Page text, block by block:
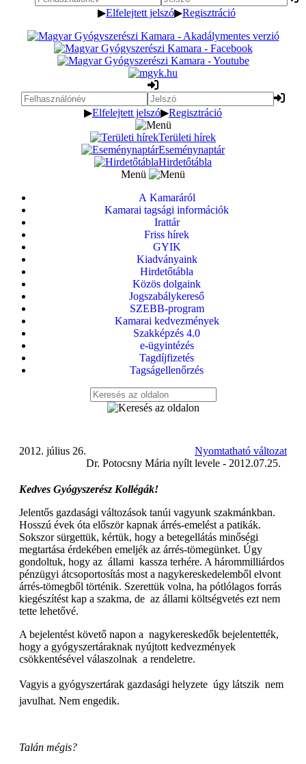
▶Elfelejtett jelszó▶Regisztráció
▶Elfelejtett jelszó▶Regisztráció
Területi hírek
Eseménynaptár
Hirdetőtábla
Menü
A Kamaráról
Kamarai tagsági információk
Irattár
Friss hírek
GYIK
Kiadványaink
Hirdetőtábla
Közös dolgaink
Jogszabálykereső
SZEBB-program
Kamarai kedvezmények
Szakképzés 4.0
e-ügyintézés
Tagdíjfizetés
Tagságellenőrzés
Nyomtatható változat
2012. július 26.
Dr. Potocsny Mária nyílt levele - 2012.07.25.
Kedves Gyógyszerész Kollégák!
Jelentős gazdasági változások tanúi vagyunk szakmánkban.
Hosszú évek óta először kapnak árrés-emelést a patikák.
Sokszor sürgettük, kértük, hogy a betegellátás minőségi
megtartása érdekében emeljék az árrés-tömegünket. Úgy
gondoltuk, hogy az állami kassza terhére. A hárommilliárdos
pénzügyi átcsoportosítás most a nagykereskedelemből elvont
árrés-tömegből történik. Szerettük volna, ha pótlólagos forrás
kiegészítést kap a szakma, de az állami költségvetés ezt nem
tette lehetővé.
A bejelentést követő napon a nagykereskedők bejelentették,
hogy a gyógyszertáraknak nyújtott kedvezmények
csökkentésével válaszolnak a rendeletre.
Vagyis a gyógyszertárak gazdasági helyzete  úgy látszik  nem
javulhat. Nem engedik.
Talán mégis?